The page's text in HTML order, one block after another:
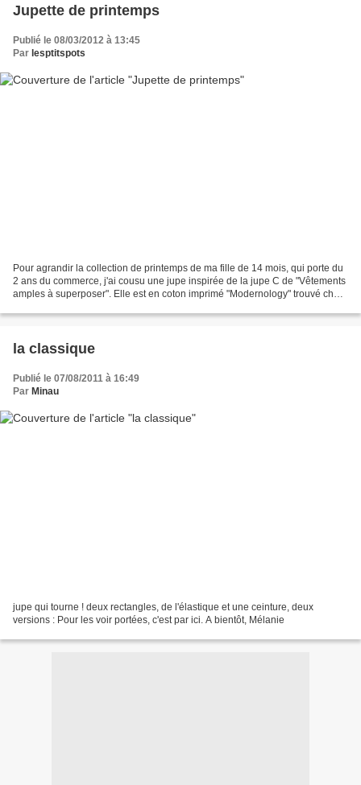
Jupette de printemps
Publié le 08/03/2012 à 13:45
Par lesptitspots
Pour agrandir la collection de printemps de ma fille de 14 mois, qui porte du
2 ans du commerce, j'ai cousu une jupe inspirée de la jupe C de "Vêtements
amples à superposer". Elle est en coton imprimé "Modernology" trouvé chez
la classique
Publié le 07/08/2011 à 16:49
Par Minau
jupe qui tourne ! deux rectangles, de l'élastique et une ceinture, deux
versions : Pour les voir portées, c'est par ici. A bientôt, Mélanie